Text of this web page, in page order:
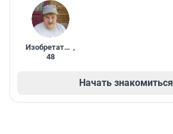
Изобретатель ,
48
Начать знакомиться